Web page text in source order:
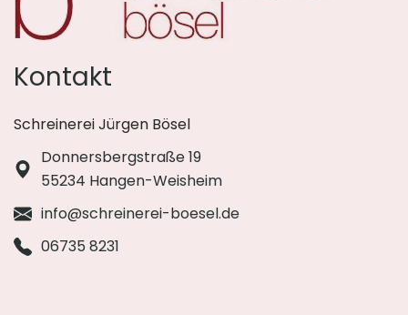
Kontakt
Schreinerei Jürgen Bösel
Donnersbergstraße 19
55234 Hangen-Weisheim
info@schreinerei-boesel.de
06735 8231